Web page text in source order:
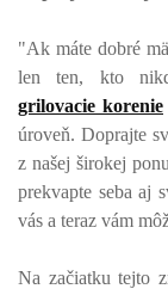
"Ak máte dobré
len ten, kto
grilovacie korenie
úroveň. Doprajte
z našej širokej
prekvapte seba aj
vás a teraz vám
Na začiatku tejto